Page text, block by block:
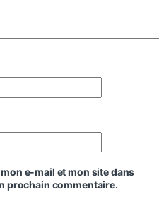
e-mail et mon site dans
prochain commentaire.